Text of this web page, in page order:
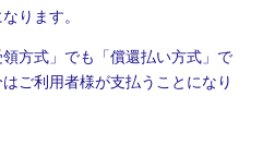
ります。
方式」でも「償還払い方式」で
ご利用者様が支払うことになり